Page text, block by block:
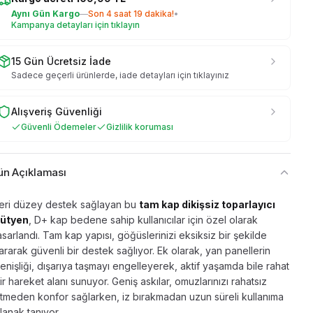
Aynı Gün Kargo—Son4 saat 19 dakika!•
Kampanya detayları için tıklayın
15 Gün Ücretsiz İade
Sadece geçerli ürünlerde, iade detayları için tıklayınız
Alışveriş Güvenliği
Güvenli Ödemeler Gizlilik koruması
Açıklaması
düzey destek sağlayan bu tam kap dikişsiz toparlayıcı
, D+ kap bedene sahip kullanıcılar için özel olarak
Tam kap yapısı, göğüslerinizi eksiksiz bir şekilde
güvenli bir destek sağlıyor. Ek olarak, yan panellerin
dışarıya taşmayı engelleyerek, aktif yaşamda bile rahat
hareket alanı sunuyor. Geniş askılar, omuzlarınızı rahatsız
konfor sağlarken, iz bırakmadan uzun süreli kullanıma